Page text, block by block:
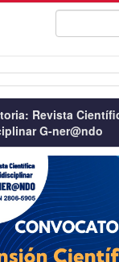
Revista
G-ner@ndo